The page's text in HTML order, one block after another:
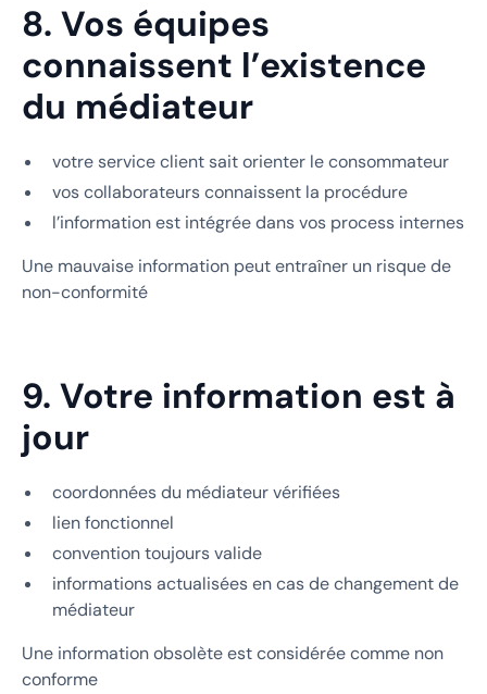
8. Vos équipes
connaissent l’existence
du médiateur
votre service client sait orienter le consommateur
vos collaborateurs connaissent la procédure
l’information est intégrée dans vos process internes
Une mauvaise information peut entraîner un risque de
non-conformité
9. Votre information est à
jour
coordonnées du médiateur vérifiées
lien fonctionnel
convention toujours valide
informations actualisées en cas de changement de
médiateur
Une information obsolète est considérée comme non
conforme